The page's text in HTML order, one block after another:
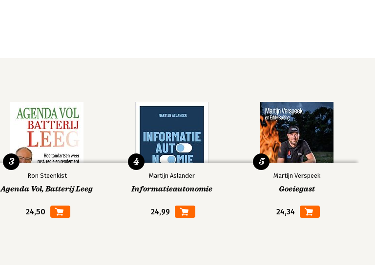
Ron Steenkist
Agenda Vol, Batterij Leeg
24,50
3
Martijn Aslander
Informatieautonomie
24,99
4
Martijn Verspeek
Goeiegast
24,34
5